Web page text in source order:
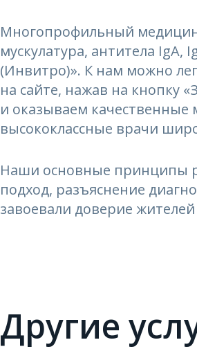
Многопрофильный
мускулатура, антитела IgA,
(Инвитро)». К нам можно
на сайте, нажав на кнопку
и оказываем качественные
высококлассные врачи
Наши основные принципы
подход, разъяснение
завоевали доверие
Другие